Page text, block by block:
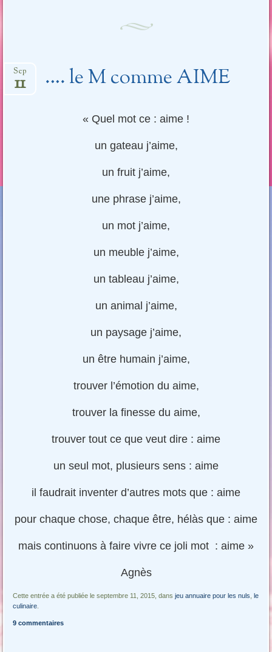
…. le M comme AIME
Sep
11
« Quel mot ce : aime !
un gateau j’aime,
un fruit j’aime,
une phrase j’aime,
un mot j’aime,
un meuble j’aime,
un tableau j’aime,
un animal j’aime,
un paysage j’aime,
un être humain j’aime,
trouver l’émotion du aime,
trouver la finesse du aime,
trouver tout ce que veut dire : aime
un seul mot, plusieurs sens : aime
il faudrait inventer d’autres mots que : aime
pour chaque chose, chaque être, hélàs que : aime
mais continuons à faire vivre ce joli mot : aime »
Agnès
Cette entrée a été publiée le septembre 11, 2015, dansjeu annuaire pour les nuls ,le
culinaire
9 commentaires